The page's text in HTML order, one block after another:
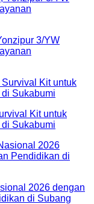
3/YW
Kit untuk
Sukabumi
2026 dengan
di Subang